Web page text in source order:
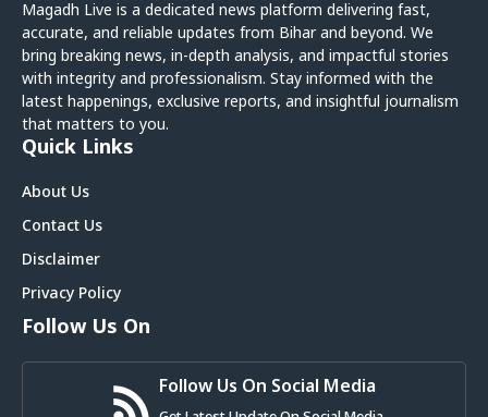
Magadh Live is a dedicated news platform delivering fast,
accurate, and reliable updates from Bihar and beyond. We
bring breaking news, in-depth analysis, and impactful stories
with integrity and professionalism. Stay informed with the
latest happenings, exclusive reports, and insightful journalism
that matters to you.
Quick Links
About Us
Contact Us
Disclaimer
Privacy Policy
Follow Us On
Follow Us On Social Media